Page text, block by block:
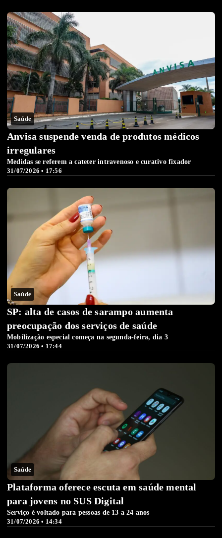
Saúde
31/07/2026 • 17:56
Anvisa suspende venda de produtos médicos
irregulares
Medidas se referem a cateter intravenoso e curativo fixador
Saúde
31/07/2026 • 17:44
SP: alta de casos de sarampo aumenta
preocupação dos serviços de saúde
Mobilização especial começa na segunda-feira, dia 3
Saúde
31/07/2026 • 14:34
Plataforma oferece escuta em saúde mental
para jovens no SUS Digital
Serviço é voltado para pessoas de 13 a 24 anos